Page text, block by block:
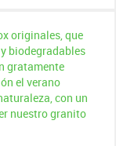
originales, que
biodegradables
gratamente
el verano
con un
nuestro granito